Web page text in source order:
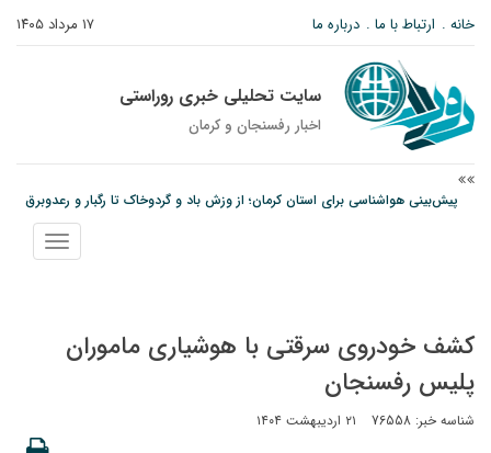
۱۷ مرداد ۱۴۰۵ خانه ارتباط با ما درباره ما
سایت تحلیلی خبری روراستی
اخبار رفسنجان و كرمان
پیش‌بینی هواشناسی برای استان کرمان؛ از وزش باد و گردوخاک تا رگبار و رعدوبرق
پیام رئیس کل دادگستری استان کرمان به مناسبت ۱۷ مردادماه سالروز شهادت شهید
نمایش
منو
کشف خودروی سرقتی با هوشیاری ماموران
پلیس رفسنجان
شناسه خبر: 76558 ۲۱ اردیبهشت ۱۴۰۴